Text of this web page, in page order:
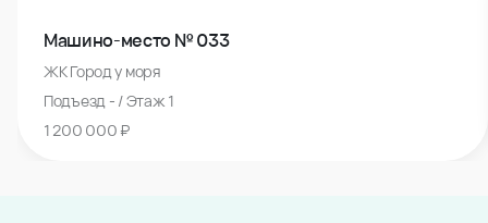
Машино-место № 033
ЖК Город у моря
Подъезд - / Этаж 1
1 200 000 ₽